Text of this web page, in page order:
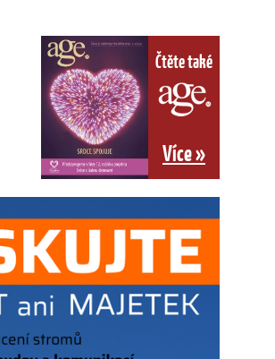
Čtěte také
Více »